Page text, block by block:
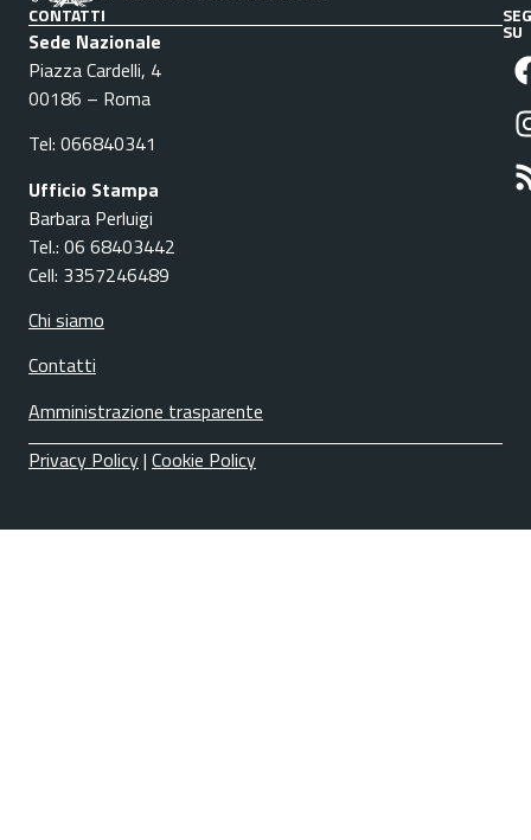
CONTATTI
Sede Nazionale
Piazza Cardelli, 4
00186 – Roma
Tel: 066840341
Ufficio Stampa
Barbara Perluigi
Tel.: 06 68403442
Cell: 3357246489
Chi siamo
Contatti
Amministrazione trasparente
SU
Privacy Policy| Cookie Policy